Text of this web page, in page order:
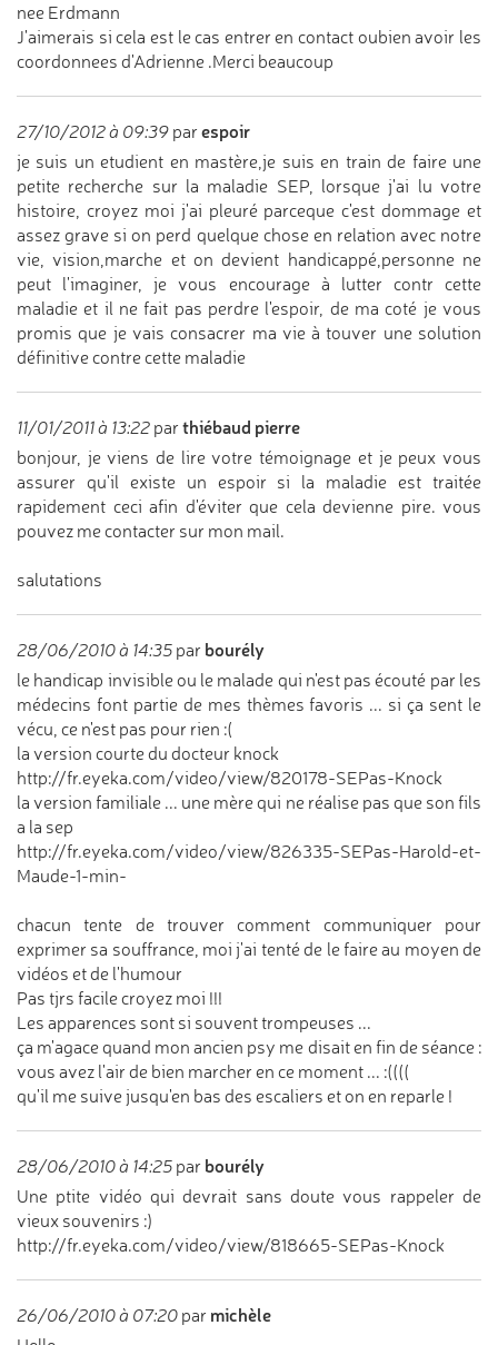
nee Erdmann
J'aimerais si cela est le cas entrer en contact oubien avoir les
coordonnees d'Adrienne .Merci beaucoup
27/10/2012 à 09:39 par espoir
je suis un etudient en mastère,je suis en train de faire une
petite recherche sur la maladie SEP, lorsque j'ai lu votre
histoire, croyez moi j'ai pleuré parceque c'est dommage et
assez grave si on perd quelque chose en relation avec notre
vie, vision,marche et on devient handicappé,personne ne
peut l'imaginer, je vous encourage à lutter contr cette
maladie et il ne fait pas perdre l'espoir, de ma coté je vous
promis que je vais consacrer ma vie à touver une solution
définitive contre cette maladie
11/01/2011 à 13:22 par thiébaud pierre
bonjour, je viens de lire votre témoignage et je peux vous
assurer qu'il existe un espoir si la maladie est traitée
rapidement ceci afin d'éviter que cela devienne pire. vous
pouvez me contacter sur mon mail.
salutations
28/06/2010 à 14:35 par bourély
le handicap invisible ou le malade qui n'est pas écouté par les
médecins font partie de mes thèmes favoris ... si ça sent le
vécu, ce n'est pas pour rien :(
la version courte du docteur knock
http://fr.eyeka.com/video/view/820178-SEPas-Knock
la version familiale ... une mère qui ne réalise pas que son fils
a la sep
http://fr.eyeka.com/video/view/826335-SEPas-Harold-et-
Maude-1-min-
chacun tente de trouver comment communiquer pour
exprimer sa souffrance, moi j'ai tenté de le faire au moyen de
vidéos et de l'humour
Pas tjrs facile croyez moi !!!
Les apparences sont si souvent trompeuses ...
ça m'agace quand mon ancien psy me disait en fin de séance :
vous avez l'air de bien marcher en ce moment ... :((((
qu'il me suive jusqu'en bas des escaliers et on en reparle !
28/06/2010 à 14:25 par bourély
Une ptite vidéo qui devrait sans doute vous rappeler de
vieux souvenirs :)
http://fr.eyeka.com/video/view/818665-SEPas-Knock
26/06/2010 à 07:20 par michèle